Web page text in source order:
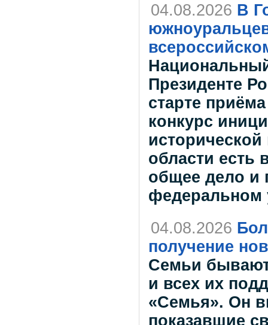
04.08.2026 В
Президенте
старте
конкурс
области есть
общее дело и
федеральном
04.08.2026
получение
Семьи
и всех их
«Семья». Он
показавшие